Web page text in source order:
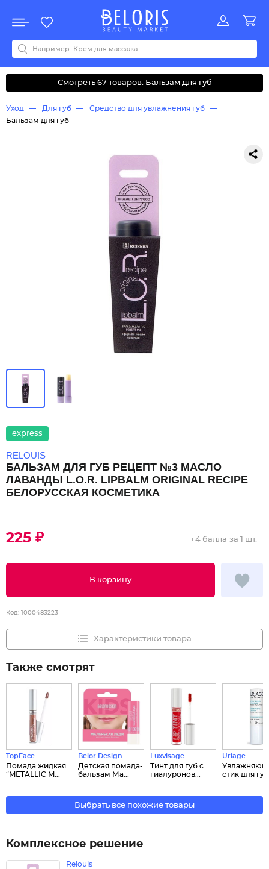
Акции
Все бренды
0-9ABCDEFGHIJKLMNOPQRSTUVWYZАБВДЗИМОКЛНПРСТУФ
Смотреть 67 товаров: Бальзам для губ
Уход Для губ
Средство для увлажнения губ
Бальзам для губ
express
RELOUIS
БАЛЬЗАМ ДЛЯ ГУБ РЕЦЕПТ №3 МАСЛО
ЛАВАНДЫ L.O.R. LIPBALM ORIGINAL RECIPE
БЕЛОРУССКАЯ КОСМЕТИКА
225 ₽
В корзину
+4 балла за 1 шт.
Код: 1000483223
Характеристики товара
Также смотрят
TopFace
Помада жидкая
“METALLIC M...
Belor Design
Детская помада-
бальзам Ма...
Luxvisage
Тинт для губ с
гиалуронов...
Uriage
стик для губ
Выбрать все похожие товары
Комплексное решение
Relouis